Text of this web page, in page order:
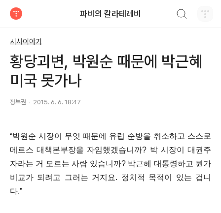
파비의 칼라테레비
시사이야기
황당괴변, 박원순 때문에 박근혜
미국 못가나
정부권 2015. 6. 6. 18:47
“박원순 시장이 무엇 때문에 유럽 순방을 취소하고 스스로
메르스 대책본부장을 자임했겠습니까? 박 시장이 대권주
자라는 거 모르는 사람 있습니까? 박근혜 대통령하고 뭔가
비교가 되려고 그러는 거지요. 정치적 목적이 있는 겁니
다.”